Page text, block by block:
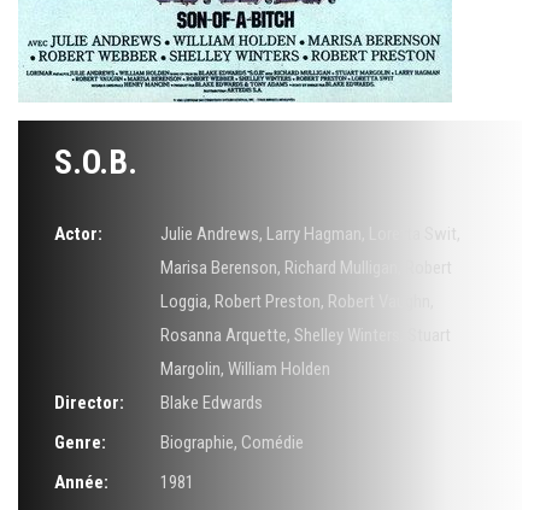
S.O.B.
Actor: Julie Andrews, Larry Hagman
Marisa Berenson, Richard Mulligan
Loggia, Robert Preston, Robert Vaughn
Rosanna Arquette, Shelley Winters
Margolin, William Holden
Director:
Blake Edwards
Genre:
Biographie, Comédie
Année:
1981